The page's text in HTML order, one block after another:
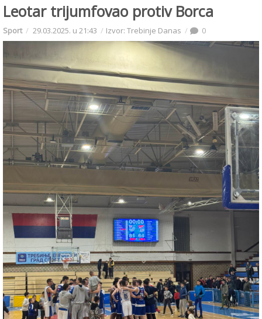
Leotar trijumfovao protiv Borca
Sport 29.03.2025. u 21:43 Izvor: Trebinje Danas 0